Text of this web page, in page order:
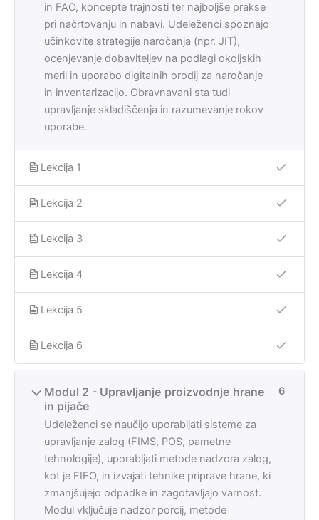
in FAO, koncepte trajnosti ter najboljše prakse
pri načrtovanju in nabavi. Udeleženci spoznajo
učinkovite strategije naročanja (npr. JIT),
ocenjevanje dobaviteljev na podlagi okoljskih
meril in uporabo digitalnih orodij za naročanje
in inventarizacijo. Obravnavani sta tudi
upravljanje skladiščenja in razumevanje rokov
uporabe.
Lekcija 1
Lekcija 2
Lekcija 3
Lekcija 4
Lekcija 5
Lekcija 6
Modul 2 - Upravljanje proizvodnje hrane
in pijače
Udeleženci se naučijo uporabljati sisteme za
upravljanje zalog (FIMS, POS, pametne
tehnologije), uporabljati metode nadzora zalog,
kot je FIFO, in izvajati tehnike priprave hrane, ki
zmanjšujejo odpadke in zagotavljajo varnost.
Modul vključuje nadzor porcij, metode
6